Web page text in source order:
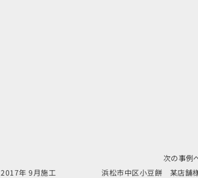
次の事例
2017年 9月施工 浜松市中区小豆餅 某店舗